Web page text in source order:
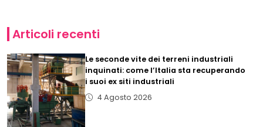
Articoli recenti
Le seconde vite dei terreni industriali
inquinati: come l’Italia sta recuperando
i suoi ex siti industriali
4 Agosto 2026